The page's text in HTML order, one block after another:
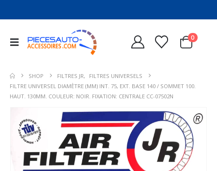
0
SHOP FILTRES JR,
FILTRES UNIVERSELS
FILTRE UNIVERSEL DIAMÈTRE (MM) INT. 75, EXT. BASE 140 / SOMMET 100.
HAUT. 130MM. COULEUR: NOIR. FIXATION: CENTRALE CC-07502N